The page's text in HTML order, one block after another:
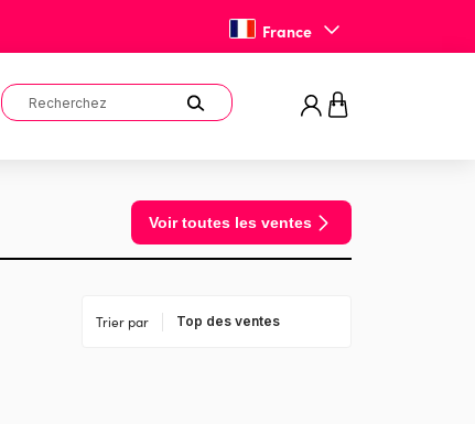
France
Voir toutes les ventes
Trier par